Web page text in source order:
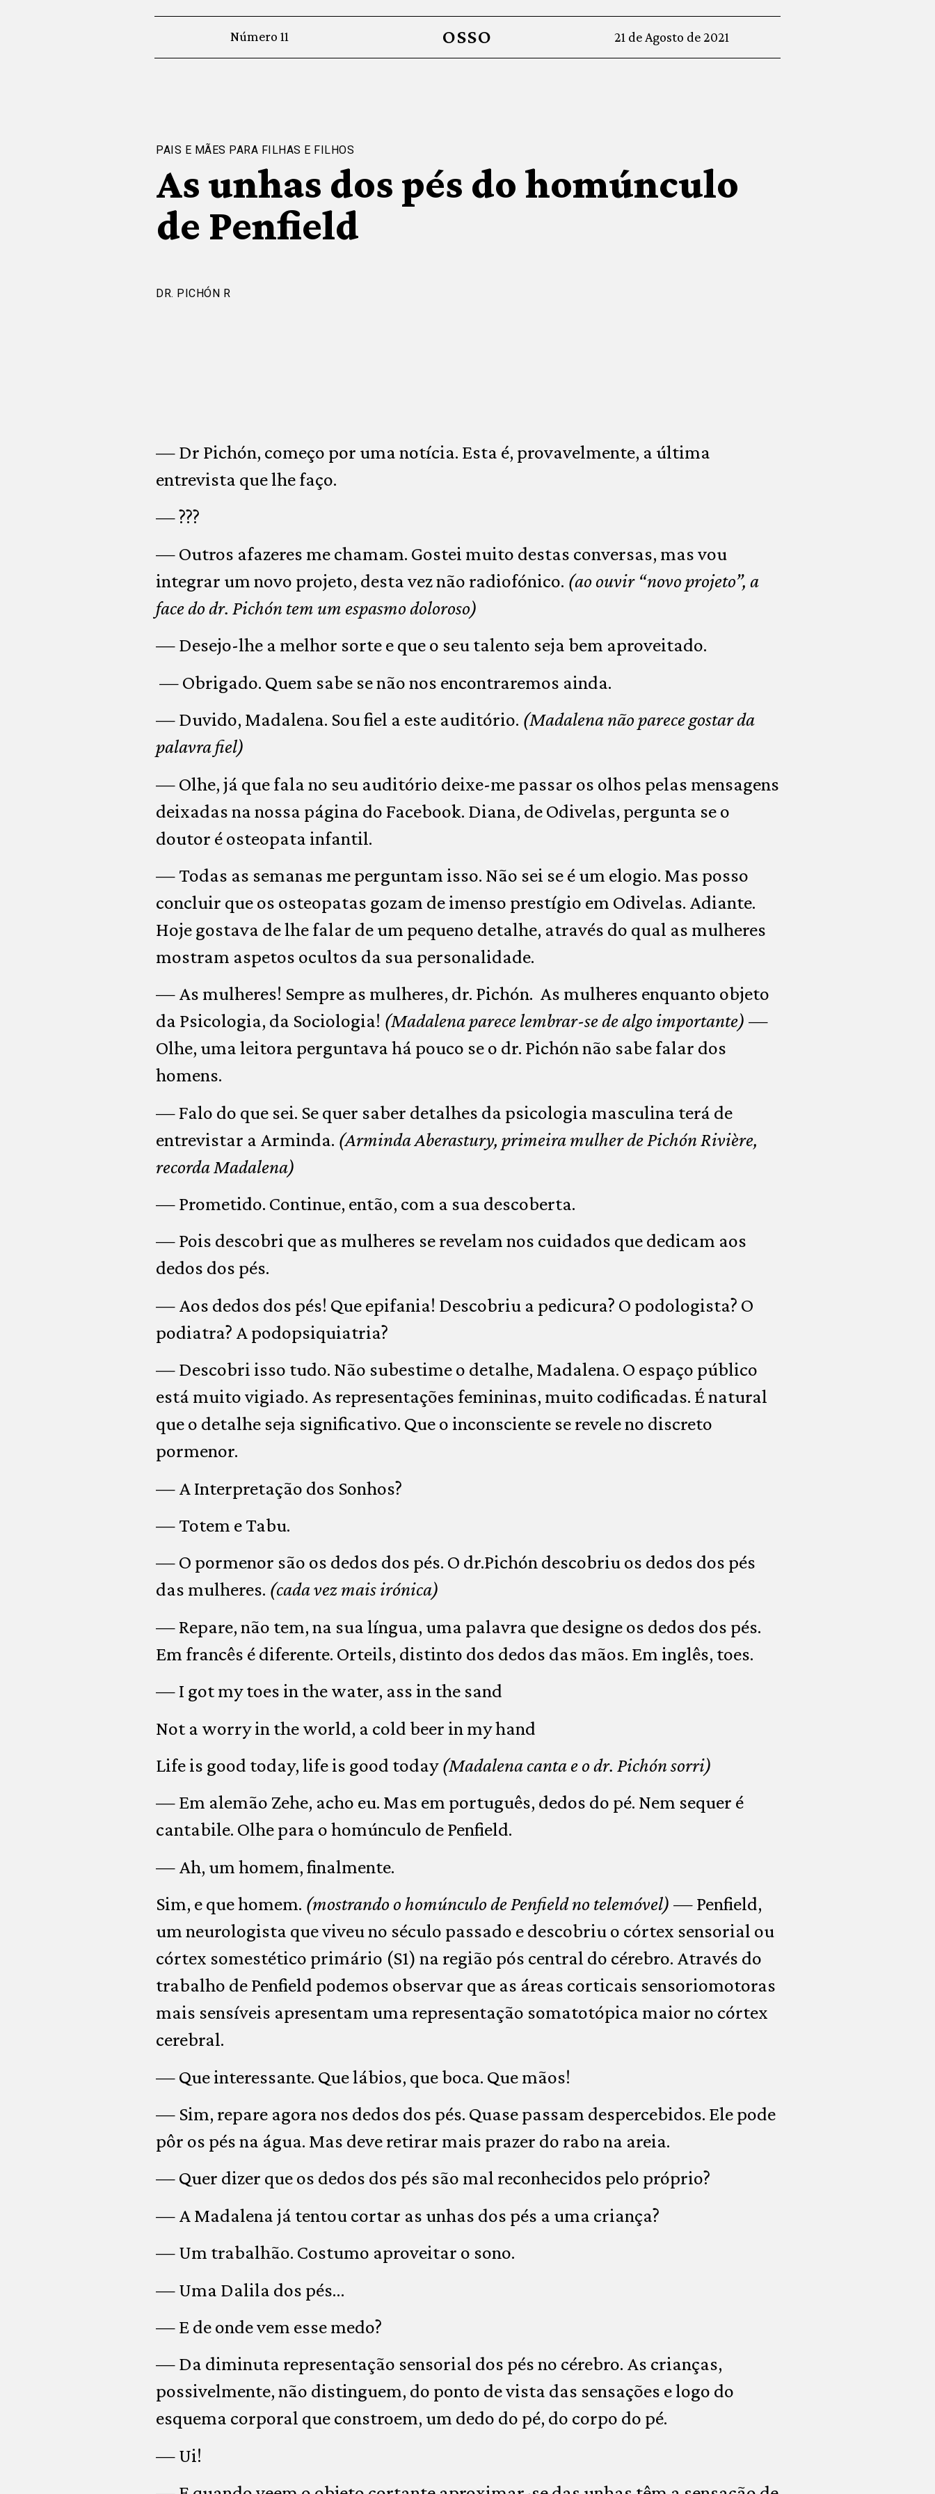
Número 11 OSSO 21 de Agosto de 2021
PAIS E MÃES PARA FILHAS E FILHOS
As unhas dos pés do homúnculo
de Penfield
DR. PICHÓN R
— Dr Pichón, começo por uma notícia. Esta é, provavelmente, a última
entrevista que lhe faço.
— ???
— Outros afazeres me chamam. Gostei muito destas conversas, mas vou
integrar um novo projeto, desta vez não radiofónico. (ao ouvir “novo projeto”, a
face do dr. Pichón tem um espasmo doloroso)
— Desejo-lhe a melhor sorte e que o seu talento seja bem aproveitado.
— Obrigado. Quem sabe se não nos encontraremos ainda.
— Duvido, Madalena. Sou fiel a este auditório. (Madalena não parece gostar da
palavra fiel)
— Olhe, já que fala no seu auditório deixe-me passar os olhos pelas mensagens
deixadas na nossa página do Facebook. Diana, de Odivelas, pergunta se o
doutor é osteopata infantil.
— Todas as semanas me perguntam isso. Não sei se é um elogio. Mas posso
concluir que os osteopatas gozam de imenso prestígio em Odivelas. Adiante.
Hoje gostava de lhe falar de um pequeno detalhe, através do qual as mulheres
mostram aspetos ocultos da sua personalidade.
— As mulheres! Sempre as mulheres, dr. Pichón. As mulheres enquanto objeto
da Psicologia, da Sociologia! (Madalena parece lembrar-se de algo importante) —
Olhe, uma leitora perguntava há pouco se o dr. Pichón não sabe falar dos
homens.
— Falo do que sei. Se quer saber detalhes da psicologia masculina terá de
entrevistar a Arminda. (Arminda Aberastury, primeira mulher de Pichón Rivière,
recorda Madalena)
— Prometido. Continue, então, com a sua descoberta.
— Pois descobri que as mulheres se revelam nos cuidados que dedicam aos
dedos dos pés.
— Aos dedos dos pés! Que epifania! Descobriu a pedicura? O podologista? O
podiatra? A podopsiquiatria?
— Descobri isso tudo. Não subestime o detalhe, Madalena. O espaço público
está muito vigiado. As representações femininas, muito codificadas. É natural
que o detalhe seja significativo. Que o inconsciente se revele no discreto
pormenor.
— A Interpretação dos Sonhos?
— Totem e Tabu.
— O pormenor são os dedos dos pés. O dr.Pichón descobriu os dedos dos pés
das mulheres. (cada vez mais irónica)
— Repare, não tem, na sua língua, uma palavra que designe os dedos dos pés.
Em francês é diferente. Orteils, distinto dos dedos das mãos. Em inglês, toes.
— I got my toes in the water, ass in the sand
Not a worry in the world, a cold beer in my hand
Life is good today, life is good today(Madalena canta e o dr. Pichón sorri)
— Em alemão Zehe, acho eu. Mas em português, dedos do pé. Nem sequer é
cantabile. Olhe para o homúnculo de Penfield.
— Ah, um homem, finalmente.
Sim, e que homem. (mostrando o homúnculo de Penfield no telemóvel) — Penfield,
um neurologista que viveu no século passado e descobriu o córtex sensorial ou
córtex somestético primário (S1) na região pós central do cérebro. Através do
trabalho de Penfield podemos observar que as áreas corticais sensoriomotoras
mais sensíveis apresentam uma representação somatotópica maior no córtex
cerebral.
— Que interessante. Que lábios, que boca. Que mãos!
— Sim, repare agora nos dedos dos pés. Quase passam despercebidos. Ele pode
pôr os pés na água. Mas deve retirar mais prazer do rabo na areia.
— Quer dizer que os dedos dos pés são mal reconhecidos pelo próprio?
— A Madalena já tentou cortar as unhas dos pés a uma criança?
— Um trabalhão. Costumo aproveitar o sono.
— Uma Dalila dos pés…
— E de onde vem esse medo?
— Da diminuta representação sensorial dos pés no cérebro. As crianças,
possivelmente, não distinguem, do ponto de vista das sensações e logo do
esquema corporal que constroem, um dedo do pé, do corpo do pé.
— Ui!